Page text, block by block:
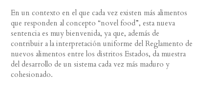
En un contexto en el que cada vez existen más alimentos
que responden al concepto “novel food”, esta nueva
sentencia es muy bienvenida, ya que, además de
contribuir a la interpretación uniforme del Reglamento de
nuevos alimentos entre los distritos Estados, da muestra
del desarrollo de un sistema cada vez más maduro y
cohesionado.